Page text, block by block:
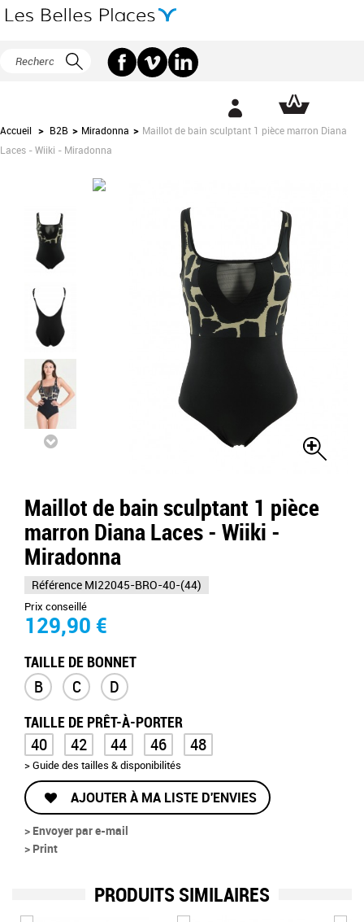
Accueil > B2B > Miradonna > Maillot de bain sculptant 1 pièce marron Diana
Laces - Wiiki - Miradonna
Maillot de bain sculptant 1 pièce
marron Diana Laces - Wiiki -
Miradonna
Référence MI22045-BRO-40-(44)
Prix conseillé
129,90 €
TAILLE DE BONNET
B C D
TAILLE DE PRÊT-À-PORTER
40 42 44 46 48
> Guide des tailles & disponibilités
AJOUTER À MA LISTE D'ENVIES
> Envoyer par e-mail
> Print
PRODUITS SIMILAIRES